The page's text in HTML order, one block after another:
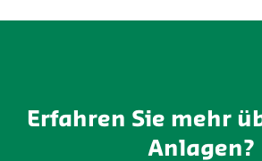
Erfahren Sie mehr
Anlagen?